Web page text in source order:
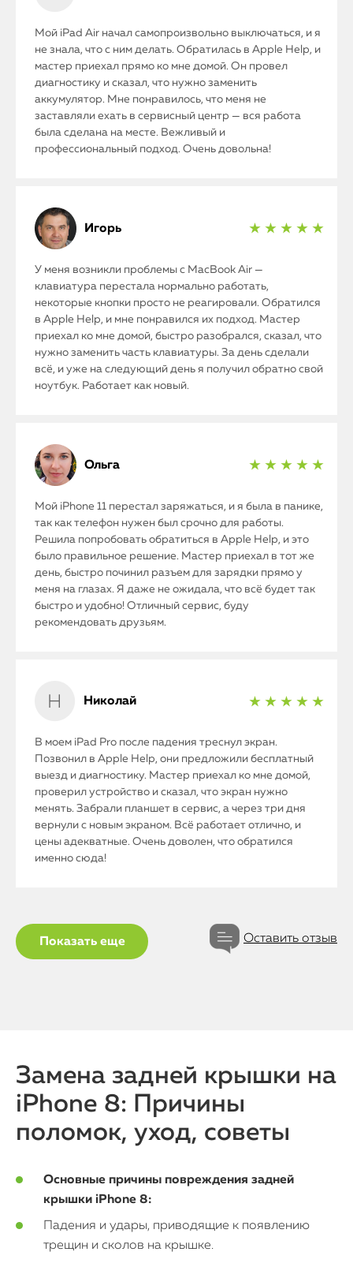
iPhone
Watch
iPad
Мой iPad Air начал самопроизвольно выключаться, и я
не знала, что с ним делать. Обратилась в Apple Help, и
мастер приехал прямо ко мне домой. Он провел
диагностику и сказал, что нужно заменить
аккумулятор. Мне понравилось, что меня не
заставляли ехать в сервисный центр — вся работа
была сделана на месте. Вежливый и
профессиональный подход. Очень довольна!
Игорь ★ ★ ★ ★ ★
У меня возникли проблемы с MacBook Air —
клавиатура перестала нормально работать,
некоторые кнопки просто не реагировали. Обратился
в Apple Help, и мне понравился их подход. Мастер
приехал ко мне домой, быстро разобрался, сказал, что
нужно заменить часть клавиатуры. За день сделали
всё, и уже на следующий день я получил обратно свой
ноутбук. Работает как новый.
Ольга ★ ★ ★ ★ ★
Мой iPhone 11 перестал заряжаться, и я была в панике,
так как телефон нужен был срочно для работы.
Решила попробовать обратиться в Apple Help, и это
было правильное решение. Мастер приехал в тот же
день, быстро починил разъем для зарядки прямо у
меня на глазах. Я даже не ожидала, что всё будет так
быстро и удобно! Отличный сервис, буду
рекомендовать друзьям.
Николай ★ ★ ★ ★ ★
В моем iPad Pro после падения треснул экран.
Позвонил в Apple Help, они предложили бесплатный
выезд и диагностику. Мастер приехал ко мне домой,
проверил устройство и сказал, что экран нужно
менять. Забрали планшет в сервис, а через три дня
вернули с новым экраном. Всё работает отлично, и
цены адекватные. Очень доволен, что обратился
именно сюда!
Показать еще Оставить отзыв
Замена задней крышки на
iPhone 8: Причины
поломок, уход, советы
Основные причины повреждения задней
крышки iPhone 8:
Падения и удары, приводящие к появлению
трещин и сколов на крышке.